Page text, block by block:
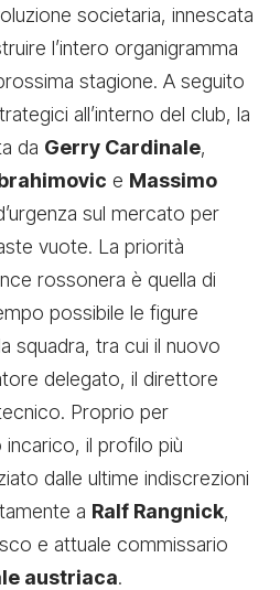
societaria, innescata
l’intero organigramma
stagione. A seguito
all’interno del club, la
da Gerry Cardinale,
e Massimo
sul mercato per
vuote. La priorità
rossonera è quella di
possibile le figure
squadra, tra cui il nuovo
delegato, il direttore
Proprio per
incarico, il profilo più
dalle ultime indiscrezioni
a Ralf Rangnick,
e attuale commissario
austriaca.